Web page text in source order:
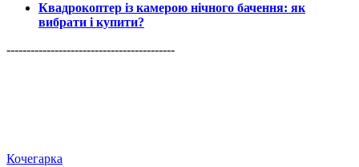
Квадрокоптер із камерою нічного бачення: як
вибрати і купити?
------------------------------------------
Кочегарка